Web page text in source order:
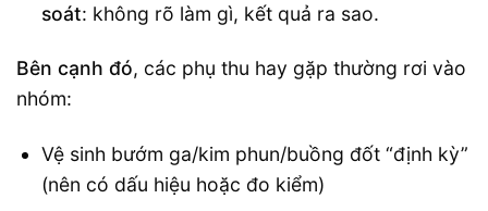
soát: không rõ làm gì, kết quả ra sao.
Bên cạnh đó, các phụ thu hay gặp thường rơi vào
nhóm:
Vệ sinh bướm ga/kim phun/buồng đốt “định kỳ”
(nên có dấu hiệu hoặc đo kiểm)